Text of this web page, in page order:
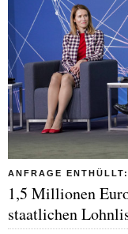
ANFRAGE ENTHÜLLT:
1,5 Millionen
staatlichen